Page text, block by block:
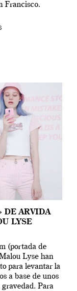
Francisco.
DE ARVIDA
LYSE
(portada de
Lyse han
para levantar la
a base de unos
Para